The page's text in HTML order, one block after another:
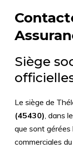
Siège
Le siège de
(45430) , dans
que sont
commerciales du